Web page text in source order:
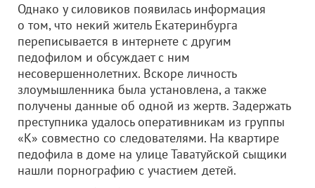
Однако у силовиков появилась информация
о том, что некий житель Екатеринбурга
переписывается в интернете с другим
педофилом и обсуждает с ним
несовершеннолетних. Вскоре личность
злоумышленника была установлена, а также
получены данные об одной из жертв. Задержать
преступника удалось оперативникам из группы
«К» совместно со следователями. На квартире
педофила в доме на улице Таватуйской сыщики
нашли порнографию с участием детей.